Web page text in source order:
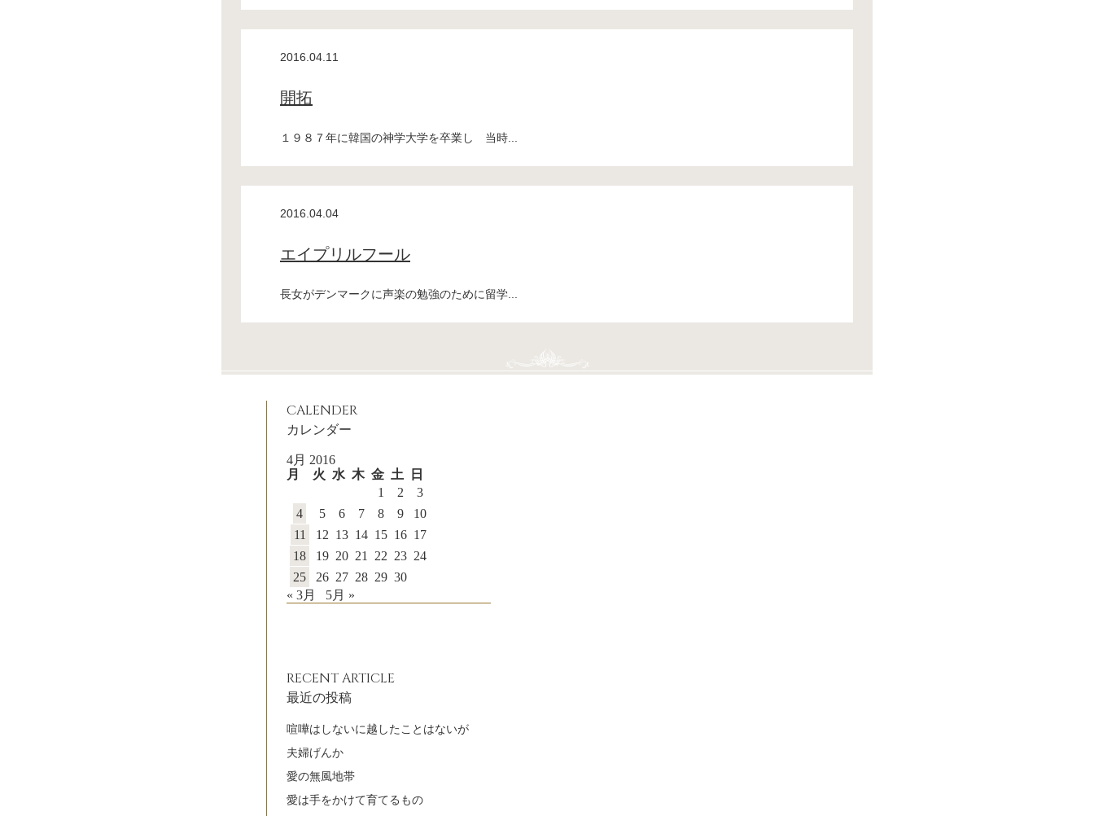
2016.04.11
開拓
１９８７年に韓国の神学大学を卒業し 当時...
2016.04.04
エイプリルフール
長女がデンマークに声楽の勉強のために留学...
CALENDER
カレンダー
4月 2016
月
火 水 木 金 土
日
1
2
3
4
5 6 7 8 9
10
11
12 13 14 15 16 17
18
19 20 21 22 23 24
25
26 27 28 29 30
« 3月
5月 »
RECENT ARTICLE
最近の投稿
喧嘩はしないに越したことはないが
夫婦げんか
愛の無風地帯
愛は手をかけて育てるもの